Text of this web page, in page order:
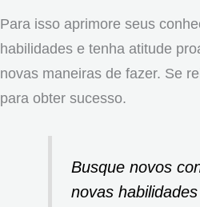
Para isso aprimore seus
habilidades e tenha atitude
novas maneiras de fazer. Se
para obter sucesso.
Busque novos
novas